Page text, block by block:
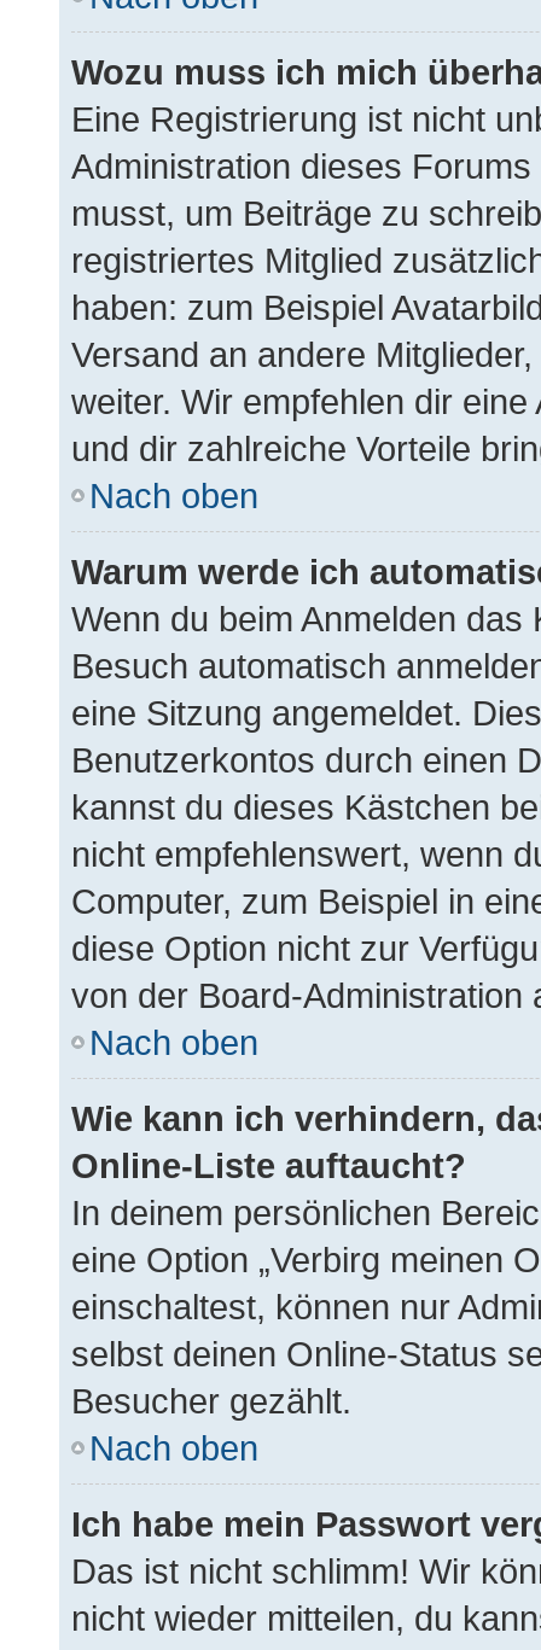
Wozu muss ich mich
Eine Registrierung ist nicht
Administration dieses
musst, um Beiträge zu
registriertes Mitglied
haben: zum Beispiel
Versand an andere
weiter. Wir empfehlen dir
und dir zahlreiche Vorteile
Nach oben
Warum werde ich
Wenn du beim Anmelden das
Besuch automatisch
eine Sitzung angemeldet.
Benutzerkontos durch einen
kannst du dieses Kästchen
nicht empfehlenswert, wenn
Computer, zum Beispiel in
diese Option nicht zur
von der Board-Administration
Nach oben
Wie kann ich verhindern,
Online-Liste auftaucht?
In deinem persönlichen
eine Option „Verbirg meinen
einschaltest, können nur
selbst deinen Online-Status
Besucher gezählt.
Nach oben
Ich habe mein Passwort
Das ist nicht schlimm! Wir
nicht wieder mitteilen, du